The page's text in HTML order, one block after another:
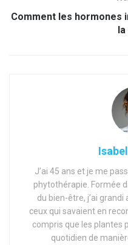
Comment les hormones
J’ai 45 ans et je me
phytothérapie. Formée
du bien-être, j’ai
ceux qui savaient en
compris que les plantes
quotidien de